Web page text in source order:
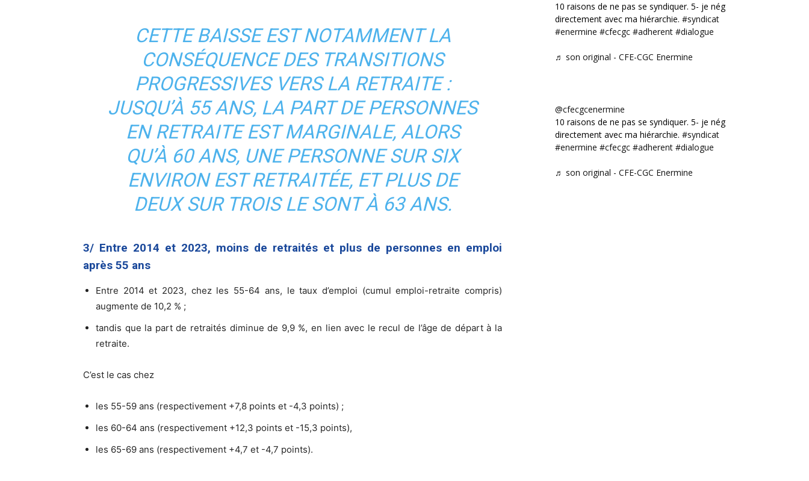
CETTE BAISSE EST NOTAMMENT LA
CONSÉQUENCE DES TRANSITIONS
PROGRESSIVES VERS LA RETRAITE :
JUSQU’À 55 ANS, LA PART DE PERSONNES
EN RETRAITE EST MARGINALE, ALORS
QU’À 60 ANS, UNE PERSONNE SUR SIX
ENVIRON EST RETRAITÉE, ET PLUS DE
DEUX SUR TROIS LE SONT À 63 ANS.
3/ Entre 2014 et 2023, moins de retraités et plus de personnes en emploi
après 55 ans
Entre 2014 et 2023, chez les 55-64 ans, le taux d’emploi (cumul emploi-retraite compris)
augmente de 10,2 % ;
tandis que la part de retraités diminue de 9,9 %, en lien avec le recul de l’âge de départ à la
retraite.
C’est le cas chez
les 55-59 ans (respectivement +7,8 points et -4,3 points) ;
les 60-64 ans (respectivement +12,3 points et -15,3 points),
les 65-69 ans (respectivement +4,7 et -4,7 points).
10 raisons de ne pas se syndiquer. 5- je négocie
directement avec ma hiérarchie. #syndicat
#enermine #cfecgc #adherent #dialogue
♬ son original - CFE-CGC Enermine
@cfecgcenermine
10 raisons de ne pas se syndiquer. 5- je négocie
directement avec ma hiérarchie. #syndicat
#enermine #cfecgc #adherent #dialogue
♬ son original - CFE-CGC Enermine